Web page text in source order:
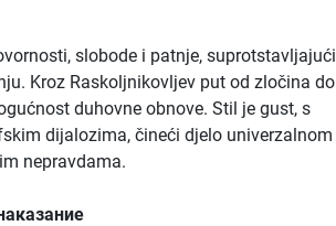
slobode i patnje, suprotstavljajući
Kroz Raskoljnikovljev put od zločina do
duhovne obnove. Stil je gust, s
dijalozima, čineći djelo univerzalnom
nepravdama.